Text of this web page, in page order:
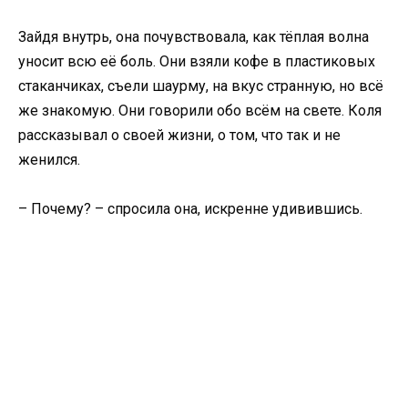
Зайдя внутрь, она почувствовала, как тёплая волна
уносит всю её боль. Они взяли кофе в пластиковых
стаканчиках, съели шаурму, на вкус странную, но всё
же знакомую. Они говорили обо всём на свете. Коля
рассказывал о своей жизни, о том, что так и не
женился.
– Почему? – спросила она, искренне удивившись.